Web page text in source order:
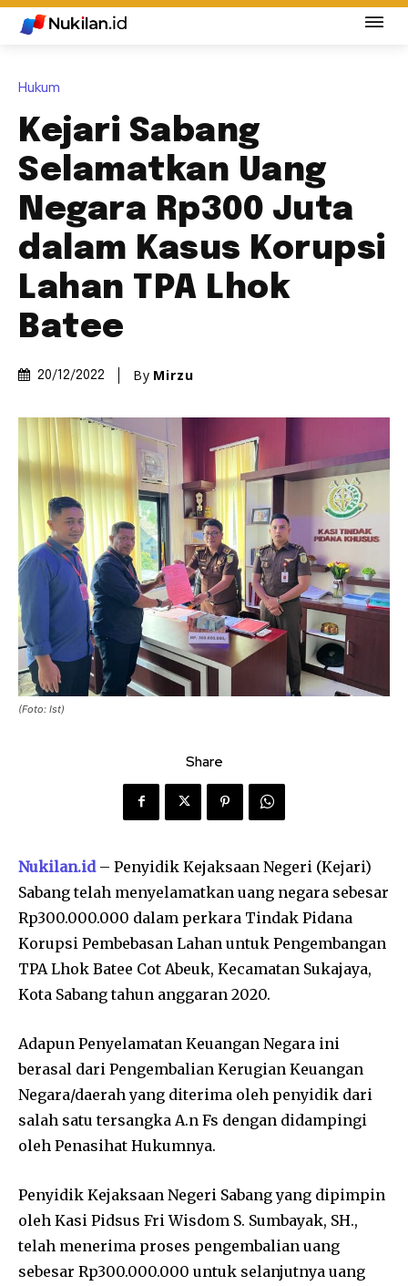
Hukum
Kejari Sabang
Selamatkan Uang
Negara Rp300 Juta
dalam Kasus Korupsi
Lahan TPA Lhok
Batee
20/12/2022 By Mirzu
(Foto: Ist)
Share
Nukilan.id– Penyidik Kejaksaan Negeri (Kejari)
Sabang telah menyelamatkan uang negara sebesar
Rp300.000.000 dalam perkara Tindak Pidana
Korupsi Pembebasan Lahan untuk Pengembangan
TPA Lhok Batee Cot Abeuk, Kecamatan Sukajaya,
Kota Sabang tahun anggaran 2020.
Adapun Penyelamatan Keuangan Negara ini
berasal dari Pengembalian Kerugian Keuangan
Negara/daerah yang diterima oleh penyidik dari
salah satu tersangka A.n Fs dengan didampingi
oleh Penasihat Hukumnya.
Penyidik Kejaksaan Negeri Sabang yang dipimpin
oleh Kasi Pidsus Fri Wisdom S. Sumbayak, SH.,
telah menerima proses pengembalian uang
sebesar Rp300.000.000 untuk selanjutnya uang